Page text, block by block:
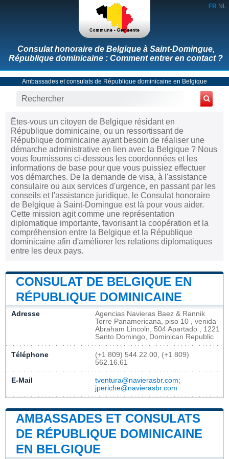
FR NL
Consulat honoraire de Belgique à Saint-Domingue,
République dominicaine : Comment entrer en contact ?
Ambassades et consulats de République dominicaine en Belgique
Êtes-vous un citoyen de Belgique résidant en
République dominicaine, ou un ressortissant de
République dominicaine ayant besoin de réaliser une
démarche administrative en lien avec la Belgique ? Nous
vous fournissons ci-dessous les coordonnées et les
informations de base pour que vous puissiez effectuer
vos démarches. De la demande de visa, à l'assistance
consulaire ou aux services d'urgence, en passant par les
conseils et l'assistance juridique, le Consulat honoraire
de Belgique à Saint-Domingue est là pour vous aider.
Cette mission agit comme une représentation
diplomatique importante, favorisant la coopération et la
compréhension entre la Belgique et la République
dominicaine afin d'améliorer les relations diplomatiques
entre les deux pays.
CONSULAT DE BELGIQUE EN
RÉPUBLIQUE DOMINICAINE
Adresse
Agencias Navieras Baez & Rannik
Torre Panamericana, piso 10 , venida
Abraham Lincoln, 504 Apartado , 1221
Santo Domingo, Dominican Republic
Téléphone
(+1 809) 544.22.00, (+1 809)
562.16.61
E-Mail
tventura@navierasbr.com;
jperiche@navierasbr.com
AMBASSADES ET CONSULATS
DE RÉPUBLIQUE DOMINICAINE
EN BELGIQUE